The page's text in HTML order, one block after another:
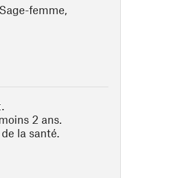
femme,
2 ans.
la santé.